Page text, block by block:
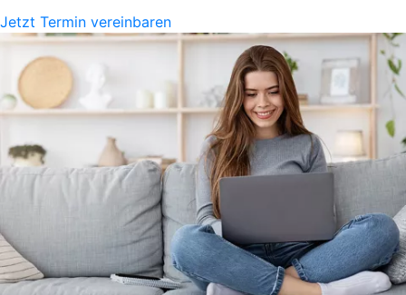
Jetzt Termin vereinbaren